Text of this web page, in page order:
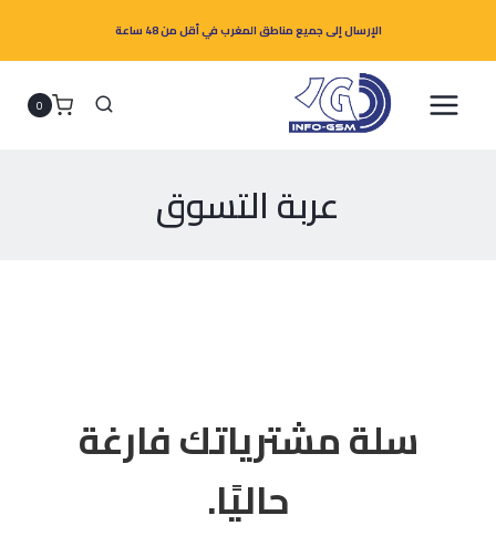
الإرسال إلى جميع مناطق المغرب في أقل من 48 ساعة
0
عربة التسوق
سلة مشترياتك فارغة
حاليًا.